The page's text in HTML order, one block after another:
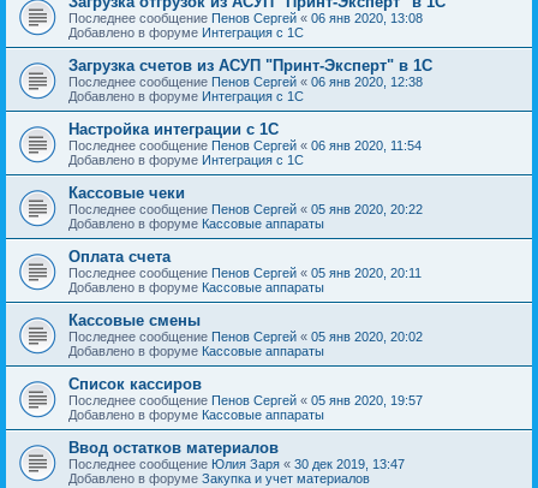
Последнее сообщение Пенов Сергей « 06 янв 2020, 13:08
Добавлено в форуме Интеграция с 1С
Загрузка счетов из АСУП "Принт-Эксперт" в 1С
Последнее сообщение Пенов Сергей « 06 янв 2020, 12:38
Добавлено в форуме Интеграция с 1С
Настройка интеграции с 1С
Последнее сообщение Пенов Сергей « 06 янв 2020, 11:54
Добавлено в форуме Интеграция с 1С
Кассовые чеки
Последнее сообщение Пенов Сергей « 05 янв 2020, 20:22
Добавлено в форуме Кассовые аппараты
Оплата счета
Последнее сообщение Пенов Сергей « 05 янв 2020, 20:11
Добавлено в форуме Кассовые аппараты
Кассовые смены
Последнее сообщение Пенов Сергей « 05 янв 2020, 20:02
Добавлено в форуме Кассовые аппараты
Список кассиров
Последнее сообщение Пенов Сергей « 05 янв 2020, 19:57
Добавлено в форуме Кассовые аппараты
Ввод остатков материалов
Последнее сообщение Юлия Заря « 30 дек 2019, 13:47
Добавлено в форуме Закупка и учет материалов